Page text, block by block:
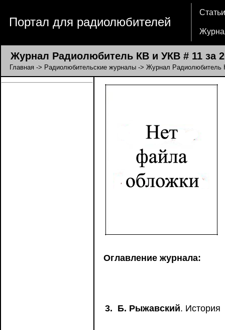
Портал для радиолюбителей
Статьи
Журнал Радиолюбитель КВ и УКВ # 11 за
Главная -> Радиолюбительские журналы -> Журнал Радиолюбитель
Оглавление журнала:
3. Б. Рыжавский. История